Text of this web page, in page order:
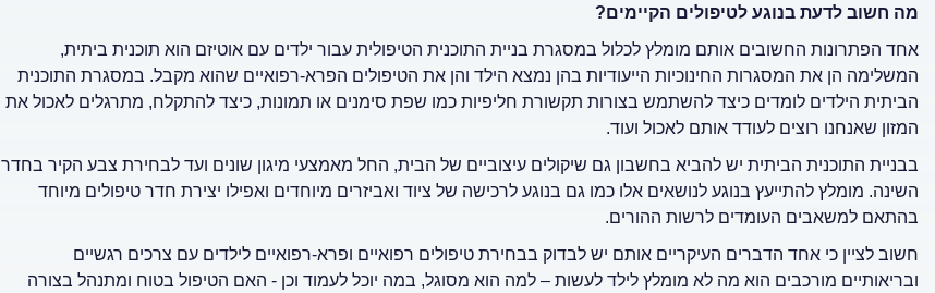
מה חשוב לדעת בנוגע לטיפולים הקיימים?
אחד הפתרונות החשובים אותם מומלץ לכלול במסגרת בניית התוכנית הטיפולית עבור ילדים עם אוטיזם הוא תוכנית ביתית,
המשלימה הן את המסגרות החינוכיות הייעודיות בהן נמצא הילד והן את הטיפולים הפרא-רפואיים שהוא מקבל. במסגרת התוכנית
הביתית הילדים לומדים כיצד להשתמש בצורות תקשורת חליפיות כמו שפת סימנים או תמונות, כיצד להתקלח, מתרגלים לאכול את
המזון שאנחנו רוצים לעודד אותם לאכול ועוד.
בבניית התוכנית הביתית יש להביא בחשבון גם שיקולים עיצוביים של הבית, החל מאמצעי מיגון שונים ועד לבחירת צבע הקיר בחדר
השינה. מומלץ להתייעץ בנוגע לנושאים אלו כמו גם בנוגע לרכישה של ציוד ואביזרים מיוחדים ואפילו יצירת חדר טיפולים מיוחד
בהתאם למשאבים העומדים לרשות ההורים.
חשוב לציין כי אחד הדברים העיקריים אותם יש לבדוק בבחירת טיפולים רפואיים ופרא-רפואיים לילדים עם צרכים רגשיים
ובריאותיים מורכבים הוא מה לא מומלץ לילד לעשות – למה הוא מסוגל, במה יוכל לעמוד וכן - האם הטיפול בטוח ומתנהל בצורה